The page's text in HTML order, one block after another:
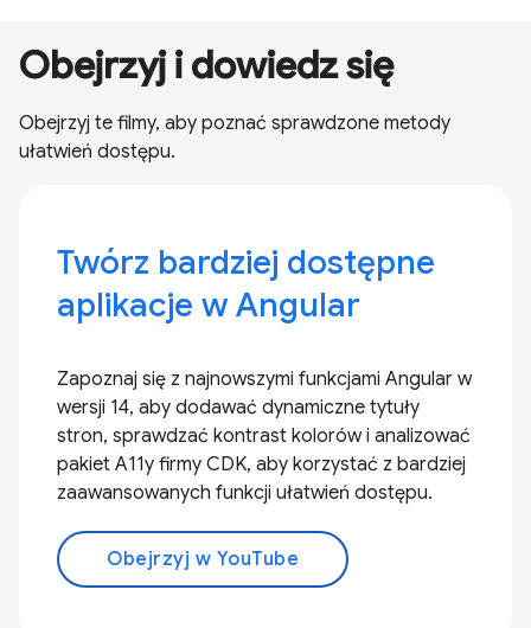
Obejrzyj i dowiedz się
Obejrzyj te filmy, aby poznać sprawdzone metody
ułatwień dostępu.
Twórz bardziej dostępne
aplikacje w Angular
Zapoznaj się z najnowszymi funkcjami Angular w
wersji 14, aby dodawać dynamiczne tytuły
stron, sprawdzać kontrast kolorów i analizować
pakiet A11y firmy CDK, aby korzystać z bardziej
zaawansowanych funkcji ułatwień dostępu.
Obejrzyj w YouTube